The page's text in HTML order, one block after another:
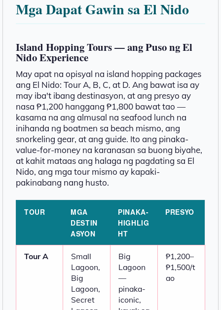
Mga Dapat Gawin sa El Nido
Island Hopping Tours — ang Puso ng El
Nido Experience
May apat na opisyal na island hopping packages
ang El Nido: Tour A, B, C, at D. Ang bawat isa ay
may iba't ibang destinasyon, at ang presyo ay
nasa ₱1,200 hanggang ₱1,800 bawat tao —
kasama na ang almusal na seafood lunch na
inihanda ng boatmen sa beach mismo, ang
snorkeling gear, at ang guide. Ito ang pinaka-
value-for-money na karanasan sa buong biyahe,
at kahit mataas ang halaga ng pagdating sa El
Nido, ang mga tour mismo ay kapaki-
pakinabang nang husto.
TOUR
MGA
DESTIN
ASYON
PINAKA-
HIGHLIG
HT
PRESYO
Tour A
Small
Lagoon,
Big
Lagoon,
Secret
Big
Lagoon
—
pinaka-
iconic,
₱1,200–
₱1,500/t
ao